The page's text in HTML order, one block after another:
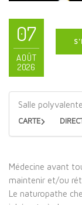
07
AOÛT
2026
Salle
CARTE
Médecine avant
maintenir et/ou
Le naturopathe